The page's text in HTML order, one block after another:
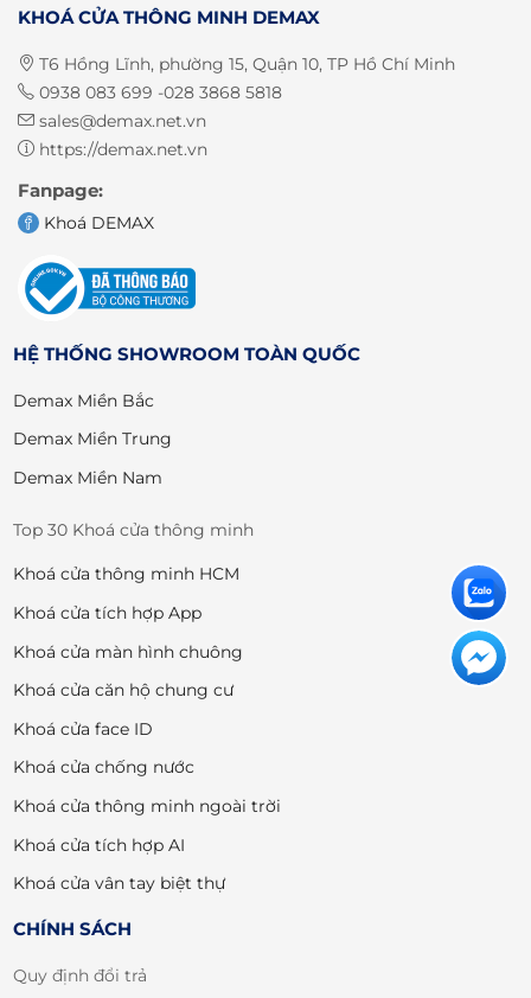
KHOÁ CỬA THÔNG MINH DEMAX
T6 Hồng Lĩnh, phường 15, Quận 10, TP Hồ Chí Minh
0938 083 699 -028 3868 5818
sales@demax.net.vn
https://demax.net.vn
Fanpage:
Khoá DEMAX
HỆ THỐNG SHOWROOM TOÀN QUỐC
Demax Miền Bắc
Demax Miền Trung
Demax Miền Nam
Top 30 Khoá cửa thông minh
Khoá cửa thông minh HCM
Khoá cửa tích hợp App
Khoá cửa màn hình chuông
Khoá cửa căn hộ chung cư
Khoá cửa face ID
Khoá cửa chống nước
Khoá cửa thông minh ngoài trời
Khoá cửa tích hợp AI
Khoá cửa vân tay biệt thự
CHÍNH SÁCH
Quy định đổi trả